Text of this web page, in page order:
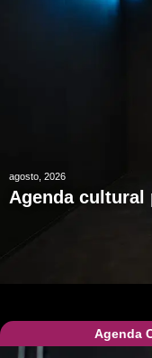
agosto, 2026
Agenda cultural
Agenda